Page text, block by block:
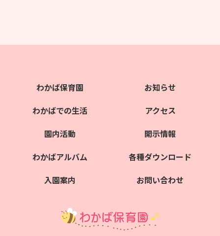
わかば保育園
わかばでの生活
園内活動
わかばアルバム
入園案内
お知らせ
アクセス
開示情報
各種ダウンロード
お問い合わせ